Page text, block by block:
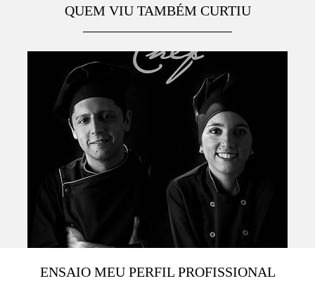
QUEM VIU TAMBÉM CURTIU
ENSAIO MEU PERFIL PROFISSIONAL